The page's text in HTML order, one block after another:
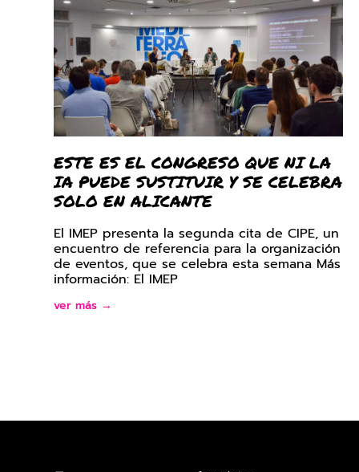
ESTE ES EL CONGRESO QUE NI LA
IA PUEDE SUSTITUIR Y SE CELEBRA
SOLO EN ALICANTE
El IMEP presenta la segunda cita de CIPE, un
encuentro de referencia para la organización
de eventos, que se celebra esta semana Más
información: El IMEP
ver más →